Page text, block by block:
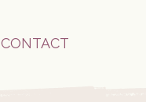
CONTACT